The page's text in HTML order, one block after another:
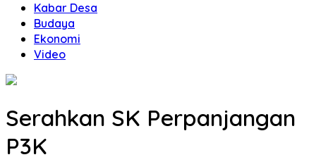
Kabar Desa
Budaya
Ekonomi
Video
Serahkan SK Perpanjangan
P3K